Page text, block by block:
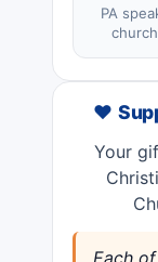
PA
❤️
Your
Each